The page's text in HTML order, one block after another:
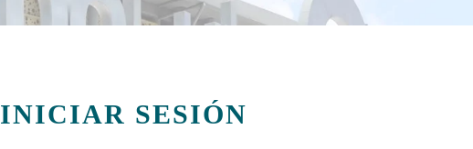
INICIAR SESIÓN